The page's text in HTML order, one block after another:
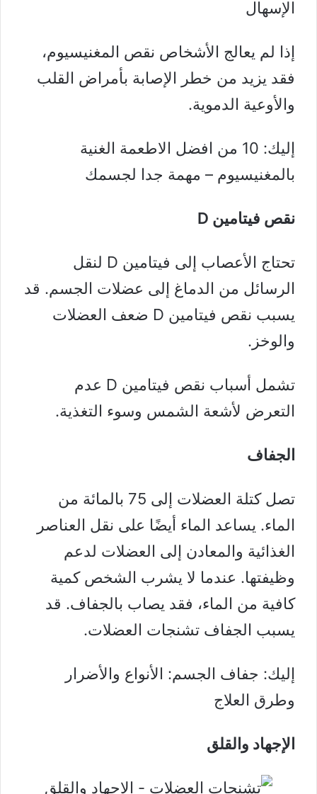
الإسهال
إذا لم يعالج الأشخاص نقص المغنيسيوم،
فقد يزيد من خطر الإصابة بأمراض القلب
والأوعية الدموية.
إليك:
10 من افضل الاطعمة الغنية
بالمغنيسيوم – مهمة جدا لجسمك
نقص فيتامين D
تحتاج الأعصاب إلى فيتامين D
لنقل
الرسائل من الدماغ إلى عضلات الجسم. قد
يسبب نقص فيتامين D ضعف العضلات
والوخز.
تشمل أسباب نقص فيتامين D عدم
التعرض لأشعة الشمس وسوء التغذية.
الجفاف
تصل كتلة العضلات إلى 75 بالمائة من
الماء. يساعد الماء أيضًا على نقل العناصر
الغذائية والمعادن إلى العضلات لدعم
وظيفتها. عندما لا يشرب الشخص كمية
كافية من الماء، فقد يصاب بالجفاف. قد
يسبب الجفاف تشنجات العضلات.
إليك: جفاف الجسم: الأنواع والأضرار
وطرق العلاج
الإجهاد والقلق